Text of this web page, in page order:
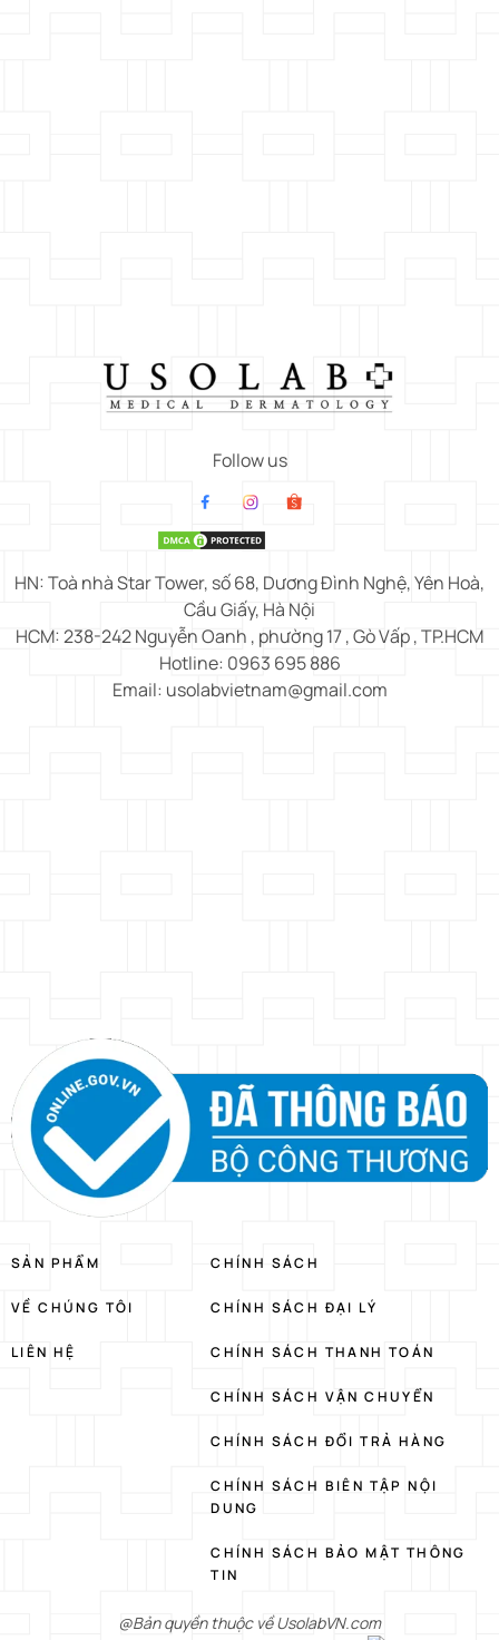
Follow us
HN: Toà nhà Star Tower, số 68, Dương Đình Nghệ, Yên Hoà,
Cầu Giấy, Hà Nội
HCM: 238-242 Nguyễn Oanh , phường 17 , Gò Vấp , TP.HCM
Hotline: 0963 695 886
Email: usolabvietnam@gmail.com
SẢN PHẨM
VỀ CHÚNG TÔI
LIÊN HỆ
CHÍNH SÁCH
CHÍNH SÁCH ĐẠI LÝ
CHÍNH SÁCH THANH TOÁN
CHÍNH SÁCH VẬN CHUYỂN
CHÍNH SÁCH ĐỔI TRẢ HÀNG
CHÍNH SÁCH BIÊN TẬP NỘI
DUNG
CHÍNH SÁCH BẢO MẬT THÔNG
TIN
@Bản quyền thuộc về UsolabVN.com